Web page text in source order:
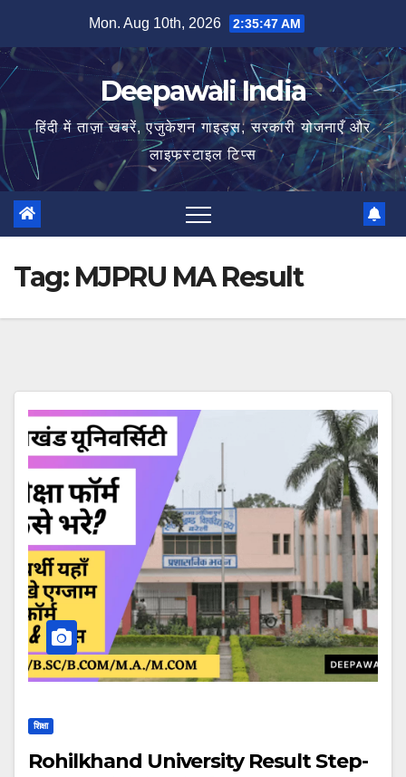
content
Mon. Aug 10th, 2026 2:35:47 AM
Deepawali India
हिंदी में ताज़ा खबरें, एजुकेशन गाइड्स, सरकारी योजनाएँ और
लाइफस्टाइल टिप्स
Tag: MJPRU MA Result
शिक्षा
Rohilkhand University Result Step-